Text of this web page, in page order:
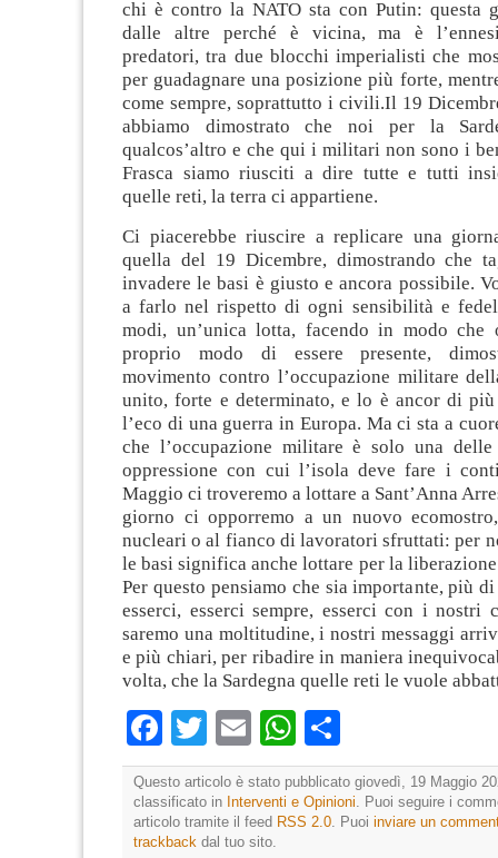
chi è contro la NATO sta con Putin: questa
dalle altre perché è vicina, ma è
predatori, tra due blocchi imperialisti che
per guadagnare una posizione più forte,
come sempre, soprattutto i civili.Il 19
abbiamo dimostrato che noi per la
qualcos’altro e che qui i militari non sono i
Frasca siamo riusciti a dire tutte e tutti
quelle reti, la terra ci appartiene.
Ci piacerebbe riuscire a replicare una
quella del 19 Dicembre, dimostrando che
invadere le basi è giusto e ancora possibile.
a farlo nel rispetto di ogni sensibilità e
modi, un’unica lotta, facendo in modo
proprio modo di essere presente,
movimento contro l’occupazione militare
unito, forte e determinato, e lo è ancor di più
l’eco di una guerra in Europa. Ma ci sta a
che l’occupazione militare è solo una
oppressione con cui l’isola deve fare i
Maggio ci troveremo a lottare a Sant’Anna
giorno ci opporremo a un nuovo
nucleari o al fianco di lavoratori sfruttati: per
le basi significa anche lottare per la
Per questo pensiamo che sia importante, più
esserci, esserci sempre, esserci con i nostri
saremo una moltitudine, i nostri messaggi
e più chiari, per ribadire in maniera
volta, che la Sardegna quelle reti le vuole
Facebook
TwitterEmailWhatsApp
Questo articolo è stato pubblicato giovedì, 19 Maggio
classificato in Interventi e Opinioni. Puoi seguire i
articolo tramite il feed RSS 2.0. Puoi inviare un
trackback dal tuo sito.